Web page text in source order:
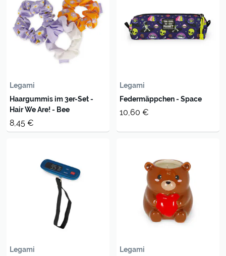
Legami
Haargummis im 3er-Set -
Hair We Are! - Bee
8,45 €
Legami
Federmäppchen - Space
10,60 €
Legami
Legami